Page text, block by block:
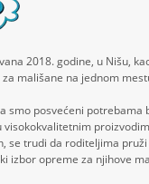
2018. godine, u Nišu,
mališane na jednom
smo posvećeni potrebama
visokokvalitetnim
se trudi da roditeljima
izbor opreme za njihove